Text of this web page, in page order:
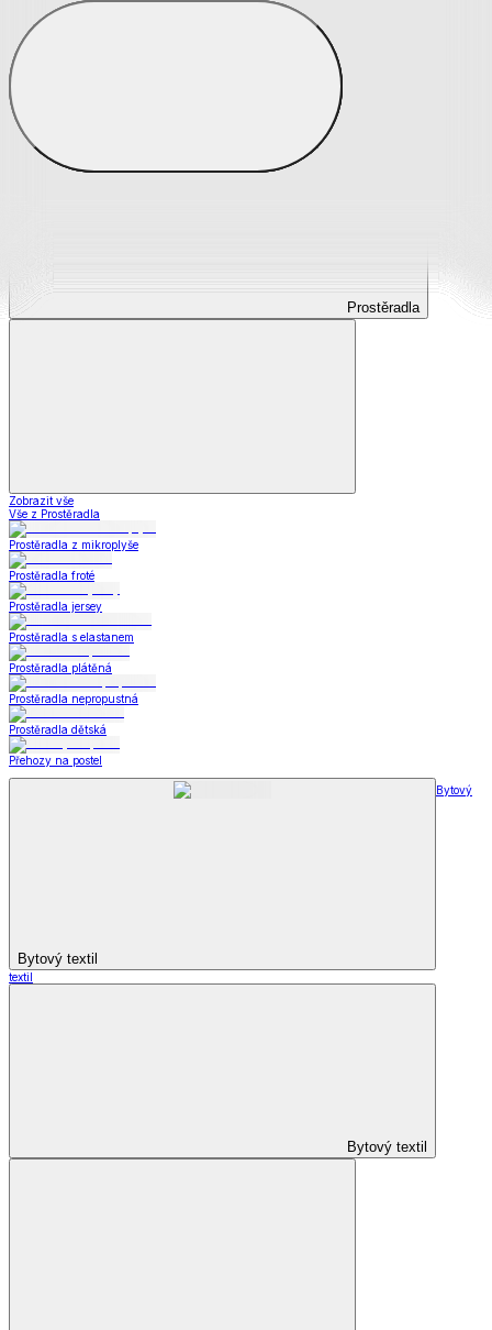
Prostěradla
Prostěradla
Zobrazit vše
Vše z Prostěradla
Prostěradla z mikroplyše
Prostěradla froté
Prostěradla jersey
Prostěradla s elastanem
Prostěradla plátěná
Prostěradla nepropustná
Prostěradla dětská
Přehozy na postel
Bytový textil
Bytový
textil
Bytový textil